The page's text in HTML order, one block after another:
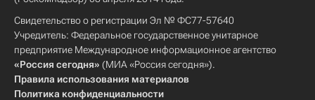
Свидетельство о регистрации Эл № ФС77-57640
Учредитель: Федеральное государственное унитарное
предприятие Международное информационное агентство
«Россия сегодня» (МИА «Россия сегодня»).
Правила использования материалов
Политика конфиденциальности